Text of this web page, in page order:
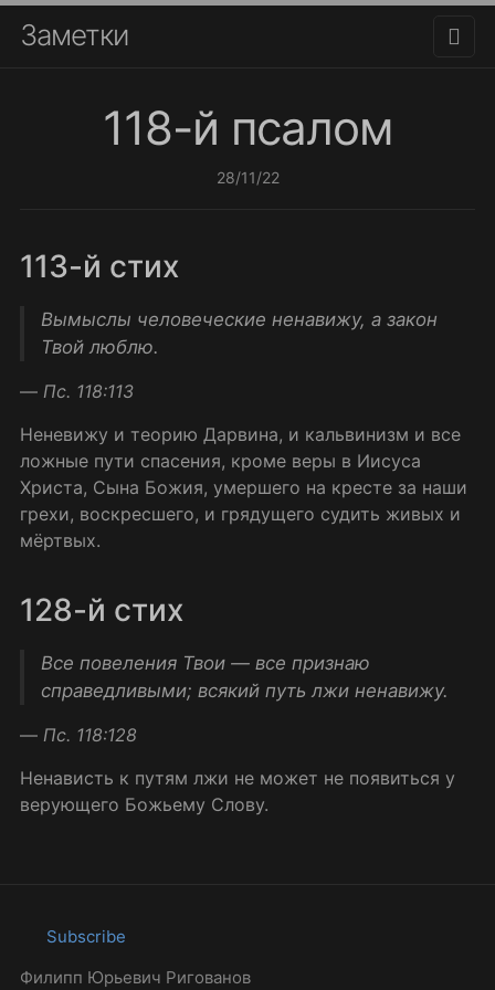
Заметки
118-й псалом
28/11/22
113-й стих
Вымыслы человеческие ненавижу, а закон
Твой люблю.
— Пс. 118:113
Неневижу и теорию Дарвина, и кальвинизм и все
ложные пути спасения, кроме веры в Иисуса
Христа, Сына Божия, умершего на кресте за наши
грехи, воскресшего, и грядущего судить живых и
мёртвых.
128-й стих
Все повеления Твои — все признаю
справедливыми; всякий путь лжи ненавижу.
— Пс. 118:128
Ненависть к путям лжи не может не появиться у
верующего Божьему Слову.
Subscribe
Филипп Юрьевич Ригованов